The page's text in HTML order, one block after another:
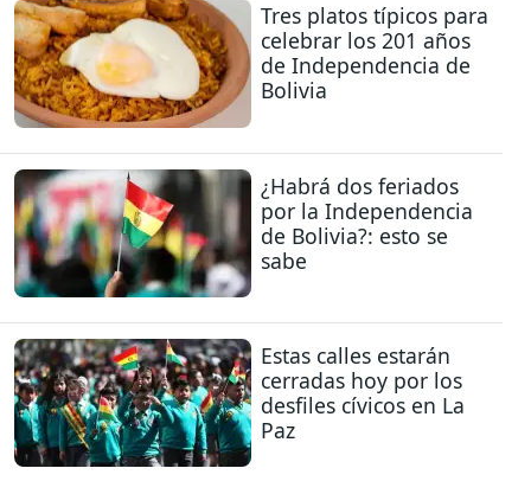
Tres platos típicos para
celebrar los 201 años
de Independencia de
Bolivia
¿Habrá dos feriados
por la Independencia
de Bolivia?: esto se
sabe
Estas calles estarán
cerradas hoy por los
desfiles cívicos en La
Paz